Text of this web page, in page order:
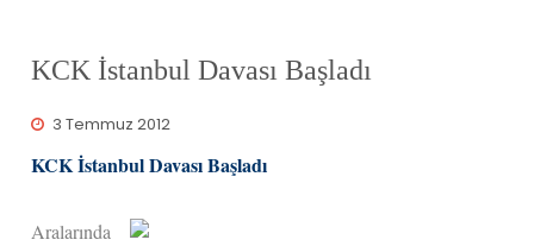
KCK İstanbul Davası Başladı
3 Temmuz 2012
KCK İstanbul Davası Başladı
Aralarında